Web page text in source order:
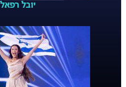
יובל רפאל